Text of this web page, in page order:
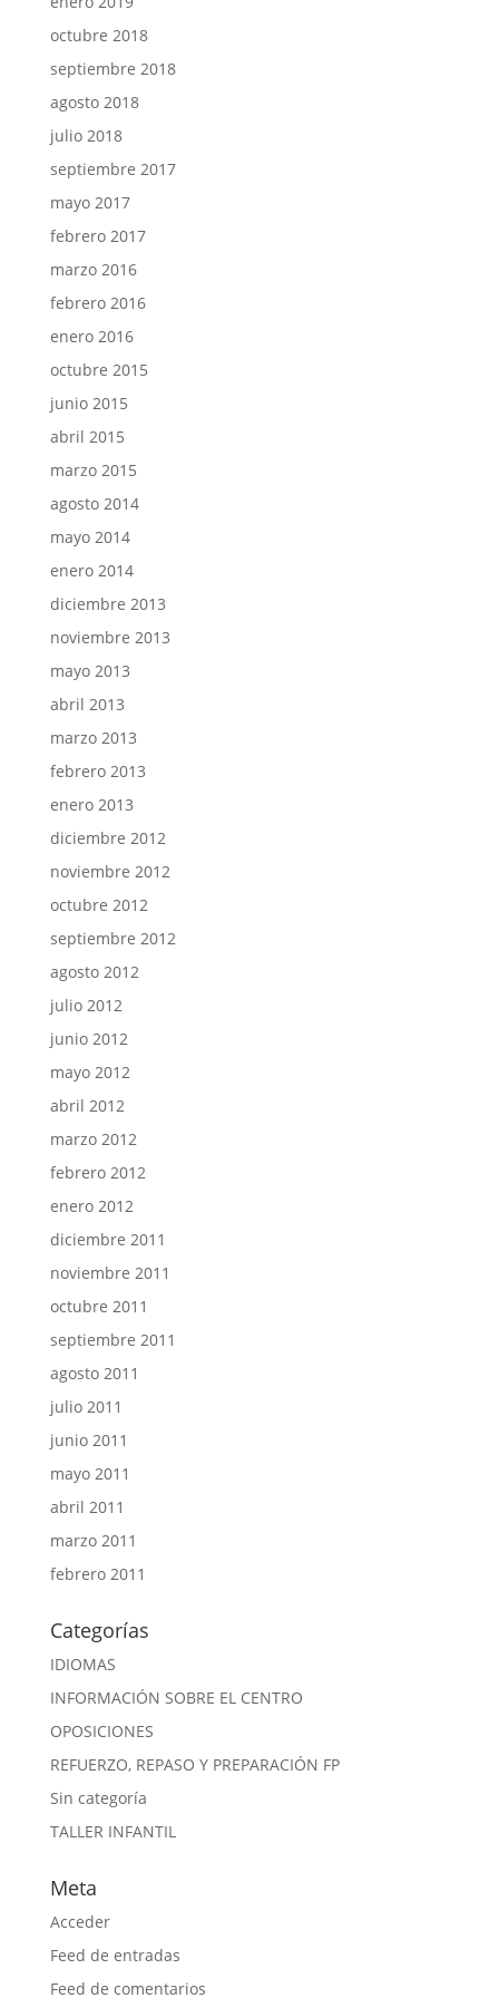
octubre 2018
septiembre 2018
agosto 2018
julio 2018
septiembre 2017
mayo 2017
febrero 2017
marzo 2016
febrero 2016
enero 2016
octubre 2015
junio 2015
abril 2015
marzo 2015
agosto 2014
mayo 2014
enero 2014
diciembre 2013
noviembre 2013
mayo 2013
abril 2013
marzo 2013
febrero 2013
enero 2013
diciembre 2012
noviembre 2012
octubre 2012
septiembre 2012
agosto 2012
julio 2012
junio 2012
mayo 2012
abril 2012
marzo 2012
febrero 2012
enero 2012
diciembre 2011
noviembre 2011
octubre 2011
septiembre 2011
agosto 2011
julio 2011
junio 2011
mayo 2011
abril 2011
marzo 2011
febrero 2011
Categorías
IDIOMAS
INFORMACIÓN SOBRE EL CENTRO
OPOSICIONES
REFUERZO, REPASO Y PREPARACIÓN FP
Sin categoría
TALLER INFANTIL
Meta
Acceder
Feed de entradas
Feed de comentarios